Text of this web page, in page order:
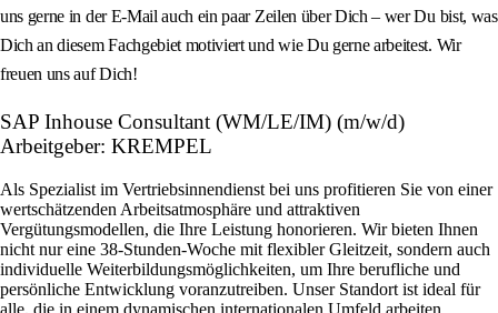
uns gerne in der E-Mail auch ein paar Zeilen über Dich – wer Du bist, was
Dich an diesem Fachgebiet motiviert und wie Du gerne arbeitest. Wir
freuen uns auf Dich!
SAP Inhouse Consultant (WM/LE/IM) (m/w/d)
Arbeitgeber: KREMPEL
Als Spezialist im Vertriebsinnendienst bei uns profitieren Sie von einer
wertschätzenden Arbeitsatmosphäre und attraktiven
Vergütungsmodellen, die Ihre Leistung honorieren. Wir bieten Ihnen
nicht nur eine 38-Stunden-Woche mit flexibler Gleitzeit, sondern auch
individuelle Weiterbildungsmöglichkeiten, um Ihre berufliche und
persönliche Entwicklung voranzutreiben. Unser Standort ist ideal für
alle, die in einem dynamischen internationalen Umfeld arbeiten